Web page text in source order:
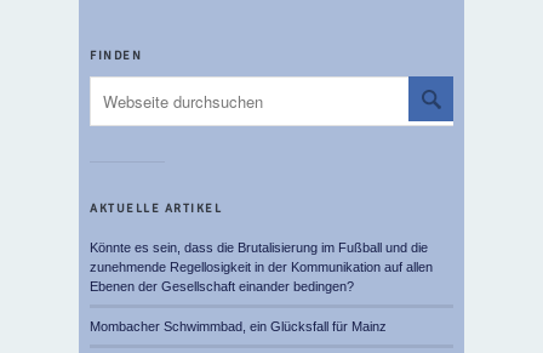
FINDEN
AKTUELLE ARTIKEL
Könnte es sein, dass die Brutalisierung im Fußball und die
zunehmende Regellosigkeit in der Kommunikation auf allen
Ebenen der Gesellschaft einander bedingen?
Mombacher Schwimmbad, ein Glücksfall für Mainz